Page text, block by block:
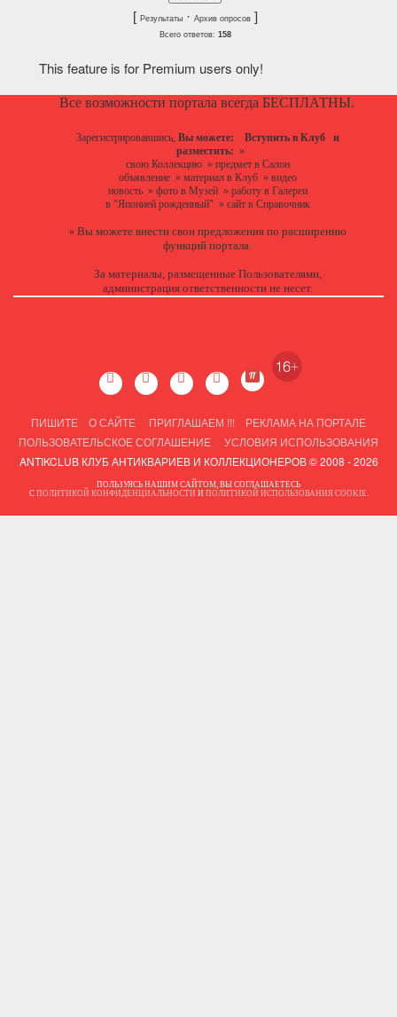
[ Результаты· Архив опросов]
Всего ответов: 158
This feature is for Premium users only!
Все возможности портала всегда БЕСПЛАТНЫ.
Зарегистрировавшись, Вы можете: Вступить в Клуб
и
разместить: »
свою Коллекцию» предмет в Салон
объявление» материал в Клуб» видео
новость» фото в Музей» работу в Галереи
в "Японией рожденный" » сайт в Справочник
» Вы можете внести свои предложенияпо расширению
функций портала.
За материалы, размещенные Пользователями,
администрация ответственности не несет.
ПИШИТЕ О САЙТЕ ПРИГЛАШАЕМ !!!
РЕКЛАМА НА ПОРТАЛЕ
ПОЛЬЗОВАТЕЛЬСКОЕ СОГЛАШЕНИЕ
УСЛОВИЯ ИСПОЛЬЗОВАНИЯ
ANTIKCLUB КЛУБ АНТИКВАРИЕВ И КОЛЛЕКЦИОНЕРОВ © 2008 - 2026
ПОЛЬЗУЯСЬ НАШИМ САЙТОМ, ВЫ СОГЛАШАЕТЕСЬ
С ПОЛИТИКОЙ КОНФИДЕНЦИАЛЬНОСТИ И ПОЛИТИКОЙ ИСПОЛЬЗОВАНИЯ COOKIE